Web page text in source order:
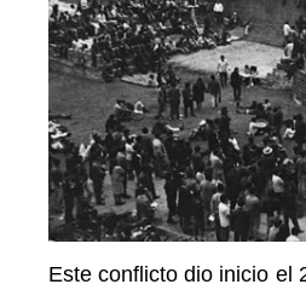
Este conflicto dio inicio el